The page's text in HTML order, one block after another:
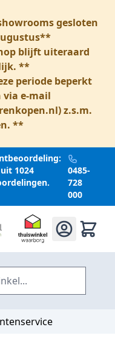
gesloten
blijft uiteraard
**
periode beperkt
via e-mail
) z.s.m.
**
1024
0485-
728
000